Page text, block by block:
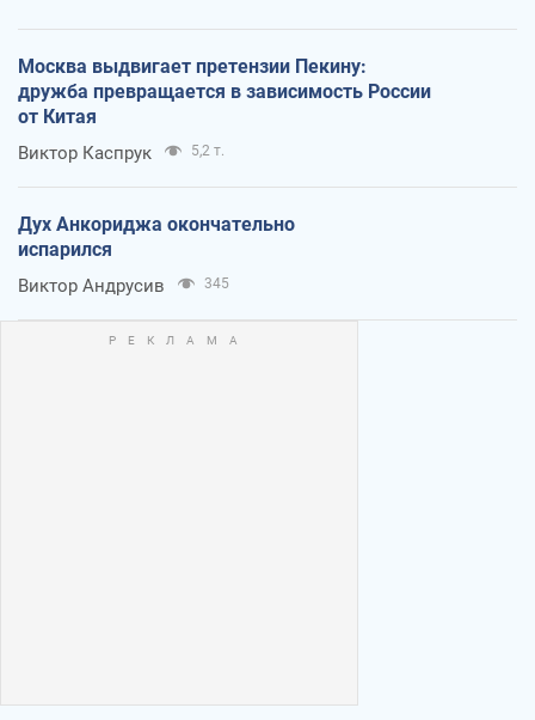
Москва выдвигает претензии Пекину:
дружба превращается в зависимость России
от Китая
Виктор Каспрук 5,2 т.
Дух Анкориджа окончательно
испарился
Виктор Андрусив 345